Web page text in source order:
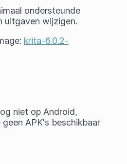
ondersteunde
uitgaven wijzigen.
krita-6.0.2-
niet op Android,
APK's beschikbaar